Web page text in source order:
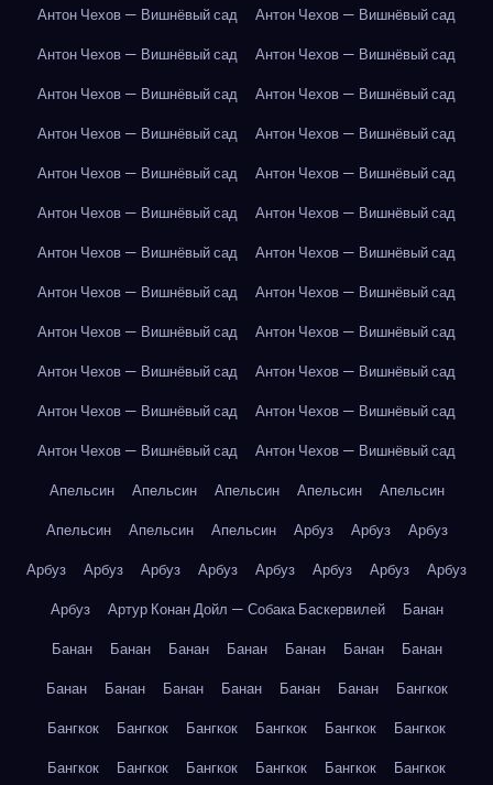
Антон Чехов — Вишнёвый сад
Антон Чехов — Вишнёвый сад
Антон Чехов — Вишнёвый сад
Антон Чехов — Вишнёвый сад
Антон Чехов — Вишнёвый сад
Антон Чехов — Вишнёвый сад
Антон Чехов — Вишнёвый сад
Антон Чехов — Вишнёвый сад
Антон Чехов — Вишнёвый сад
Антон Чехов — Вишнёвый сад
Антон Чехов — Вишнёвый сад
Антон Чехов — Вишнёвый сад
Антон Чехов — Вишнёвый сад
Антон Чехов — Вишнёвый сад
Антон Чехов — Вишнёвый сад
Антон Чехов — Вишнёвый сад
Антон Чехов — Вишнёвый сад
Антон Чехов — Вишнёвый сад
Антон Чехов — Вишнёвый сад
Антон Чехов — Вишнёвый сад
Антон Чехов — Вишнёвый сад
Антон Чехов — Вишнёвый сад
Антон Чехов — Вишнёвый сад
Антон Чехов — Вишнёвый сад
Апельсин
Апельсин Апельсин Апельсин
Апельсин
Апельсин
Апельсин Апельсин Арбуз Арбуз
Арбуз
Арбуз
Арбуз Арбуз Арбуз Арбуз Арбуз Арбуз
Арбуз
Арбуз
Артур Конан Дойл — Собака Баскервилей
Банан
Банан
Банан Банан Банан Банан Банан
Банан
Банан
Банан Банан Банан Банан Банан
Бангкок
Бангкок
Бангкок Бангкок Бангкок Бангкок
Бангкок
Бангкок
Бангкок Бангкок Бангкок Бангкок
Бангкок